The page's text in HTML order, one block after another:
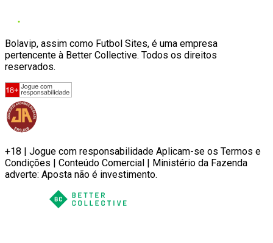
Bolavip, assim como Futbol Sites, é uma empresa
pertencente à Better Collective. Todos os direitos
reservados.
+18 | Jogue com responsabilidade Aplicam-se os Termos e
Condições | Conteúdo Comercial | Ministério da Fazenda
adverte: Aposta não é investimento.